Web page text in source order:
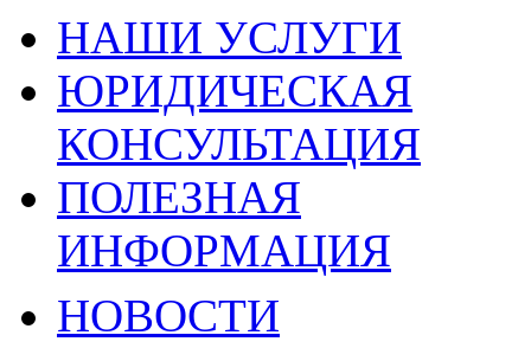
НАШИ УСЛУГИ
ЮРИДИЧЕСКАЯ
КОНСУЛЬТАЦИЯ
ПОЛЕЗНАЯ
ИНФОРМАЦИЯ
НОВОСТИ